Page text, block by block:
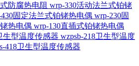
防腐热电阻 wrp-330活动法兰式铂铑
固定法兰式铂铑热电偶 wrp-230固
热电偶 wrp-130直插式铂铑热电偶
生型温度传感器 wzpsb-218卫生型温度
418卫生型温度传感器